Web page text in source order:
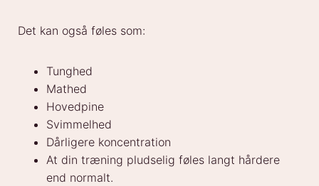
Det kan også føles som:
Tunghed
Mathed
Hovedpine
Svimmelhed
Dårligere koncentration
At din træning pludselig føles langt hårdere
end normalt.